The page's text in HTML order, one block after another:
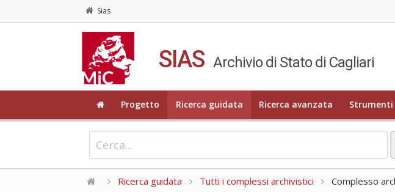
Sias
SIAS Archivio di Stato di Cagliari
Progetto Ricerca guidata Ricerca avanzata Strumenti
Ricerca guidata Tutti i complessi archivistici Complesso